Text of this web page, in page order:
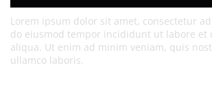
Lorem ipsum dolor sit amet, consectetur
do eiusmod tempor incididunt ut labore et
aliqua. Ut enim ad minim veniam, quis
ullamco laboris.